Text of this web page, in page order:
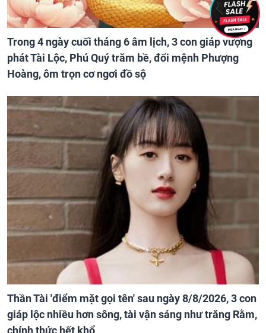
Trong 4 ngày cuối tháng 6 âm lịch, 3 con giáp vượng
phát Tài Lộc, Phú Quý trăm bề, đổi mệnh Phượng
Hoàng, ôm trọn cơ ngơi đồ sộ
Thần Tài 'điểm mặt gọi tên' sau ngày 8/8/2026, 3 con
giáp lộc nhiều hơn sông, tài vận sáng như trăng Rằm,